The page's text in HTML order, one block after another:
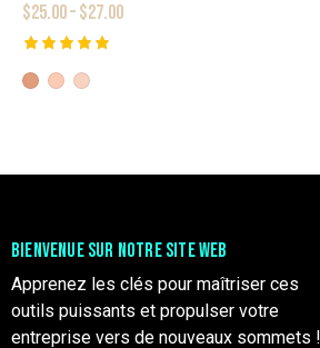
$25.00–$27.00
5.00
BIENVENUE SUR NOTRE SITE WEB
Apprenez les clés pour maîtriser ces
outils puissants et propulser votre
entreprise vers de nouveaux sommets !